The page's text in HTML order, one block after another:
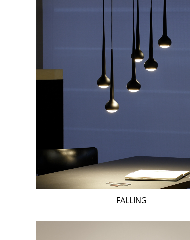
FALLING